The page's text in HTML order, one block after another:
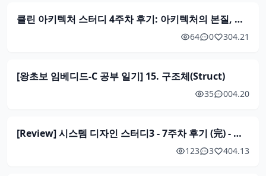
클린 아키텍처 스터디 4주차 후기: 아키텍처의 본질, 경계, 그리고 실무적 딜레마 (15장~19장)
64 0 304.21
[왕초보 임베디드-C 공부 일기] 15. 구조체(Struct)
35 004.20
[Review] 시스템 디자인 스터디3 - 7주차 후기 (完) - 증권 거래소 시스템 디자인
123 3 404.13